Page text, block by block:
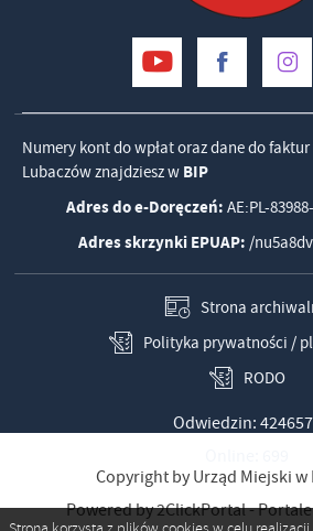
Numery kont do wpłat oraz dane do
Lubaczów znajdziesz w BIP
Adres do e-Doręczeń: AE:PL-
Adres skrzynki EPUAP: /
Strona
Polityka prywatności /
RODO
Odwiedzin:
Copyright by Urząd Miejski w
Powered by2ClickPortal-